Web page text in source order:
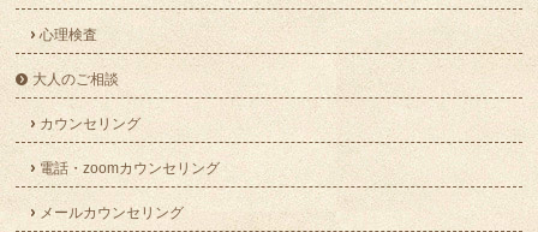
心理検査
大人のご相談
カウンセリング
電話・zoomカウンセリング
メールカウンセリング